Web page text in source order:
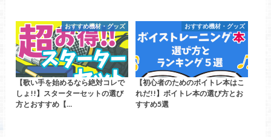
おすすめ機材・グッズ
【歌い手を始めるなら絶対コレで
しょ!!】スターターセットの選び
方とおすすめ【…
おすすめ機材・グッズ
【初心者のためのボイトレ本はこ
れだ!!】ボイトレ本の選び方とお
すすめ5選